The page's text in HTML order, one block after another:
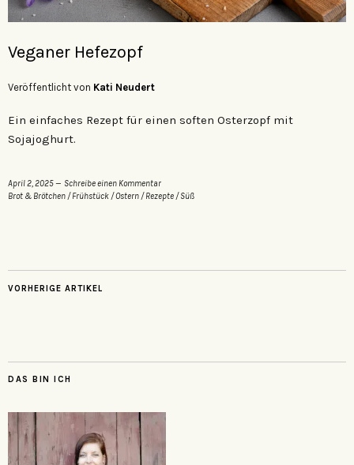
Veganer Hefezopf
Veröffentlicht von Kati Neudert
Ein einfaches Rezept für einen soften Osterzopf mit
Sojajoghurt.
April 2, 2025
Schreibe einen Kommentar
Brot & Brötchen /Frühstück /Ostern /Rezepte /Süß
VORHERIGE ARTIKEL
DAS BIN ICH